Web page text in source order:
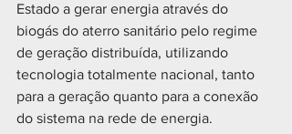
Estado a gerar energia através do
biogás do aterro sanitário pelo regime
de geração distribuída, utilizando
tecnologia totalmente nacional, tanto
para a geração quanto para a conexão
do sistema na rede de energia.